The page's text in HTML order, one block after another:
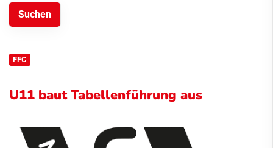
FFC
U11 baut Tabellenführung aus